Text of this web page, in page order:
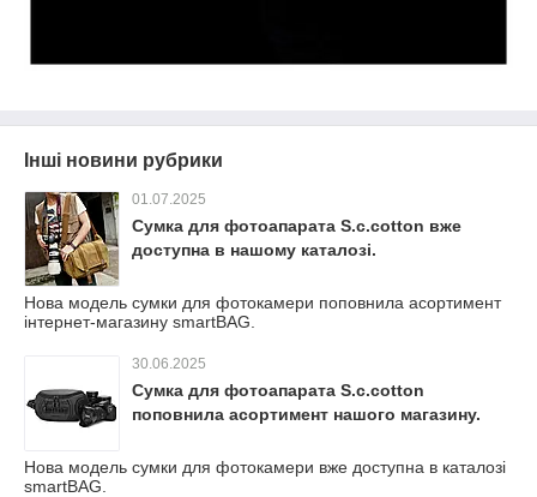
Інші новини рубрики
01.07.2025
Сумка для фотоапарата S.c.cotton вже
доступна в нашому каталозі.
Нова модель сумки для фотокамери поповнила асортимент
інтернет-магазину smartBAG.
30.06.2025
Сумка для фотоапарата S.c.cotton
поповнила асортимент нашого магазину.
Нова модель сумки для фотокамери вже доступна в каталозі
smartBAG.